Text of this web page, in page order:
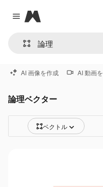
Close menu
Magnific
AI 画像を作成 AI 動画
論理ベクター
ベクトル